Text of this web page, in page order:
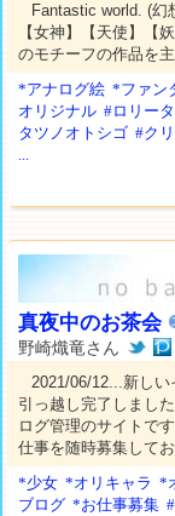
Fantastic world. (幻
【女神】【天使】【
のモチーフの作品を主
*アナログ絵 *ファン
オリジナル #ロリータ
タツノオトシゴ #ク
...
真夜中のお茶会
野崎熾竜さん
2021/06/12...新し
引っ越し完了しまし
ログ管理のサイトで
仕事を随時募集してお
*少女 *オリキャラ *
ブログ *お仕事募集